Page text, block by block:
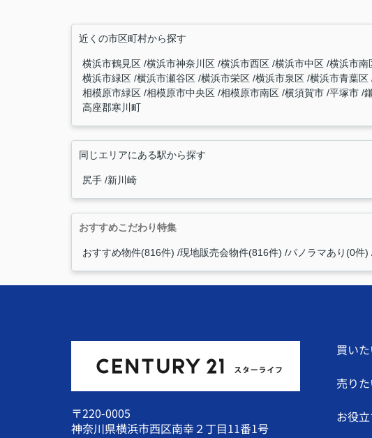
近くの市区町村から探す
横浜市鶴見区 横浜市神奈川区 横浜市西区 横浜市中区 横浜市南
横浜市緑区 横浜市瀬谷区 横浜市栄区 横浜市泉区 横浜市青葉区
相模原市緑区 相模原市中央区 相模原市南区 横須賀市 平塚市
高座郡寒川町
同じエリアにある駅から探す
尻手 新川崎
おすすめこだわり特集
おすすめ物件(816件) 現地販売会物件(816件) パノラマあり(0件)
〒220-0005
神奈川県横浜市西区南幸２丁目11番1号
買い
売り
お役